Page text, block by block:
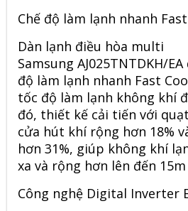
Chế độ làm lạnh nhanh
Dàn lạnh điều hòa multi
Samsung AJ025TNTDKH/EA
độ làm lạnh nhanh Fast
tốc độ làm lạnh không khí
đó, thiết kế cải tiến với
cửa hút khí rộng hơn 18%
hơn 31%, giúp không khí
xa và rộng hơn lên đến 15m
Công nghệ Digital Inverter